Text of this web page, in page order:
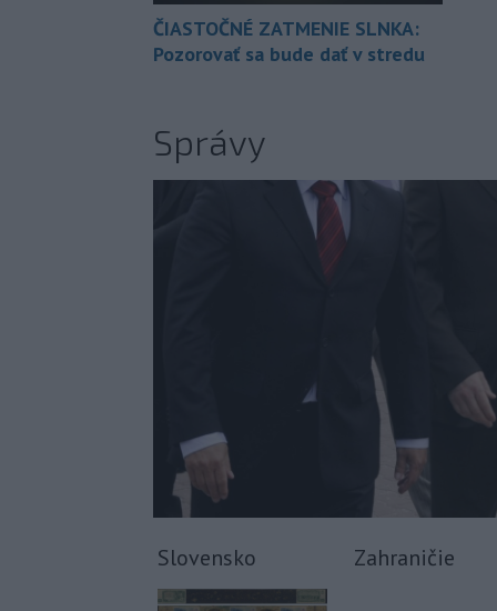
ČIASTOČNÉ ZATMENIE SLNKA:
Pozorovať sa bude dať v stredu
Správy
Slovensko Zahraničie